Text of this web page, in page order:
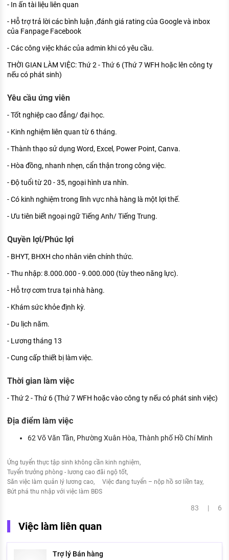
- In ấn tài liệu liên quan
- Hỗ trợ trả lời các bình luận ,đánh giá rating của Google và inbox
của Fanpage Facebook
- Các công việc khác của admin khi có yêu cầu.
THỜI GIAN LÀM VIỆC: Thứ 2 - Thứ 6 (Thứ 7 WFH hoặc lên công ty
nếu có phát sinh)
Yêu cầu ứng viên
- Tốt nghiệp cao đẳng/ đại học.
- Kinh nghiệm liên quan từ 6 tháng.
- Thành thạo sử dụng Word, Excel, Power Point, Canva.
- Hòa đồng, nhanh nhẹn, cẩn thận trong công việc.
- Độ tuổi từ 20 - 35, ngoại hình ưa nhìn.
- Có kinh nghiệm trong lĩnh vực nhà hàng là một lợi thế.
- Ưu tiên biết ngoại ngữ Tiếng Anh/ Tiếng Trung.
Quyền lợi/Phúc lợi
- BHYT, BHXH cho nhân viên chính thức.
- Thu nhập: 8.000.000 - 9.000.000 (tùy theo năng lực).
- Hỗ trợ cơm trưa tại nhà hàng.
- Khám sức khỏe định kỳ.
- Du lịch năm.
- Lương tháng 13
- Cung cấp thiết bị làm việc.
Thời gian làm việc
- Thứ 2 - Thứ 6 (Thứ 7 WFH hoặc vào công ty nếu có phát sinh việc)
Địa điểm làm việc
62 Võ Văn Tần, Phường Xuân Hòa, Thành phố Hồ Chí Minh
Ứng tuyển thực tập sinh không cần kinh nghiệm
Tuyển trưởng phòng - lương cao đãi ngộ tốt
Săn việc làm quản lý lương cao
Việc đang tuyển – nộp hồ sơ liền tay
Bứt phá thu nhập với việc làm BĐS
83 | 6
Việc làm liên quan
Trợ lý Bán hàng